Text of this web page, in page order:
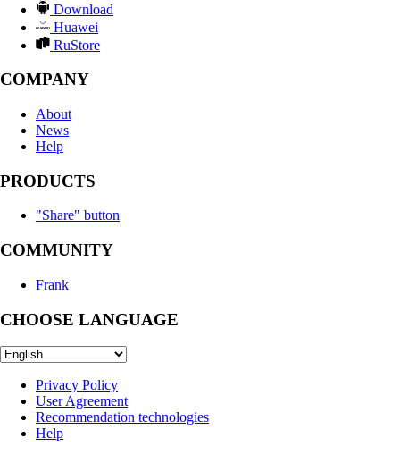
Download
Huawei
RuStore
COMPANY
About
News
Help
PRODUCTS
"Share" button
COMMUNITY
Frank
CHOOSE LANGUAGE
Privacy Policy
User Agreement
Recommendation technologies
Help